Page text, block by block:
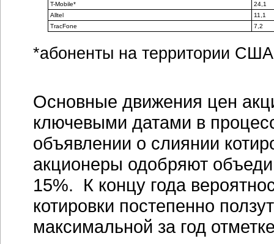
T-Mobile*
24,1
Alltel
11,1
TracFone
7,2
*абоненты на территории США
Основные движения цен
ключевыми датами в
объявлении о слиянии
акционеры одобряют
15%. К концу года
котировки постепенно
максимальной за год